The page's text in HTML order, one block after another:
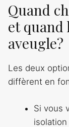
Quand
et
aveugle?
Les deux
diffèrent en
Si vous